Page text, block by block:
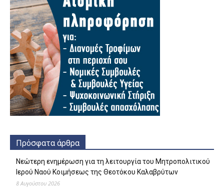
Πρόσφατα άρθρα
Νεώτερη ενημέρωση για τη λειτουργία του Μητροπολιτικού
Ιερού Ναού Κοιμήσεως της Θεοτόκου Καλαβρύτων
8 Αυγούστου 2026